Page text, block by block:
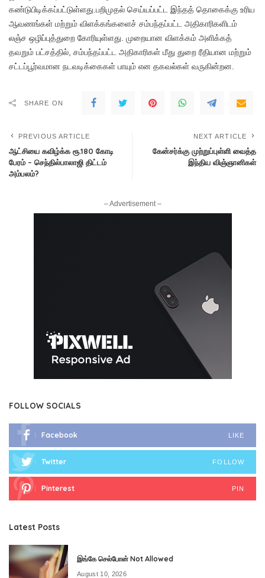
கண்டுபிடிக்கப்பட்டுள்ளது.பறிமுதல் செய்யப்பட்ட இந்தத் தொகைக்கு உரிய
ஆவணங்கள் மற்றும் விளக்கங்களைச் சம்பந்தப்பட்ட அதிகாரிகளிடம்
லஞ்ச ஒழிப்புத்துறை கோரியுள்ளது. முறையான விளக்கம் அளிக்கத்
தவறும் பட்சத்தில், சம்பந்தப்பட்ட அதிகாரிகள் மீது துறை ரீதியான மற்றும்
சட்டப்பூர்வமான நடவடிக்கைகள் பாயும் என தகவல்கள் வருகின்றன.
SHARE ON
PREVIOUS ARTICLE
ஆட்சியை கவிழ்க்க ரூ.180 கோடி
பேரம் – செந்தில்பாலாஜி திட்டம்
அம்பலம்?
NEXT ARTICLE
கேன்சர்க்கு முற்றுப்புள்ளி வைத்த
இந்திய விஞ்ஞானிகள்
– Advertisement –
FOLLOW SOCIALS
Facebook LIKE
Twitter FOLLOW
Pinterest PIN
Latest Posts
இங்கே செல்போன் Not Allowed
August 10, 2026